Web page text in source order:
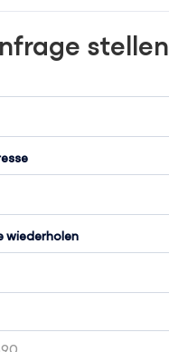
stellen
wiederholen